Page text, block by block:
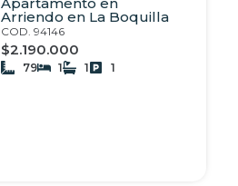
Arriendo en La Boquilla
COD. 94146
$2.190.000
79 1 1 1